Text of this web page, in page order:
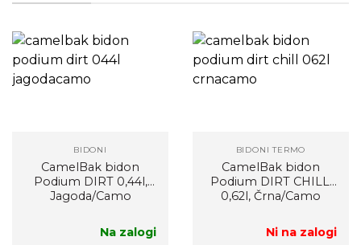
BIDONI
CamelBak bidon
Podium DIRT 0,44l,
Jagoda/Camo
Na zalogi
BIDONI TERMO
CamelBak bidon
Podium DIRT CHILL,
0,62l, Črna/Camo
Ni na zalogi